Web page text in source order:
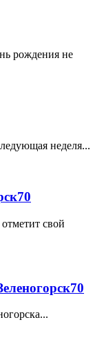
рождения не
неделя...
свой